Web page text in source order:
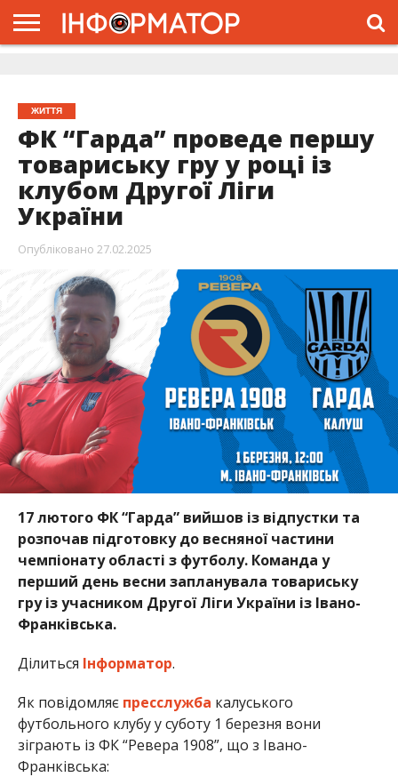
ЖИТТЯ
ФК “Гарда” проведе першу
товариську гру у році із
клубом Другої Ліги
України
Опубліковано 27.02.2025
17 лютого ФК “Гарда” вийшов із відпустки та
розпочав підготовку до весняної частини
чемпіонату області з футболу. Команда у
перший день весни запланувала товариську
гру із учасником Другої Ліги України із Івано-
Франківська.
Ділиться Інформатор.
Як повідомляє пресслужба калуського
футбольного клубу у суботу 1 березня вони
зіграють із ФК “Ревера 1908”, що з Івано-
Франківська: